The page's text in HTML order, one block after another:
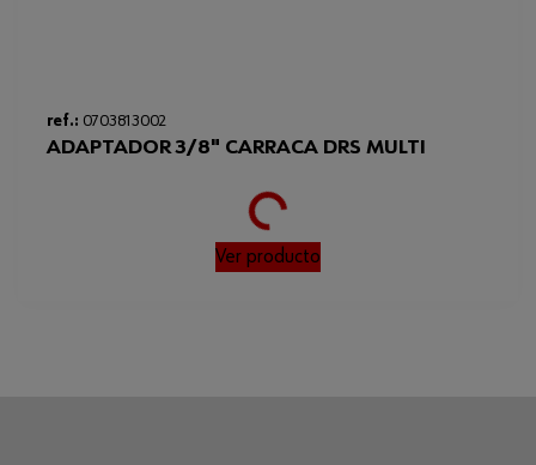
ref.: 0703813002
ADAPTADOR 3/8" CARRACA DRS MULTI
Loading...
Ver producto